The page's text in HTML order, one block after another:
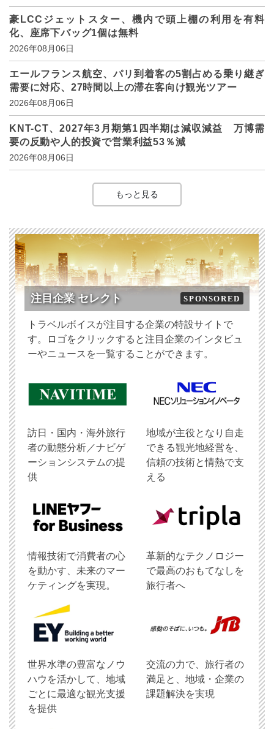
豪LCCジェットスター、機内で頭上棚の利用を有料
化、座席下バッグ1個は無料
2026年08月06日
エールフランス航空、パリ到着客の5割占める乗り継ぎ
需要に対応、27時間以上の滞在客向け観光ツアー
2026年08月06日
KNT-CT、2027年3月期第1四半期は減収減益 万博需
要の反動や人的投資で営業利益53％減
2026年08月06日
もっと見る
注目企業 セレクト SPONSORED
トラベルボイスが注目する企業の特設サイトで
す。ロゴをクリックすると注目企業のインタビュ
ーやニュースを一覧することができます。
訪日・国内・海外旅行
者の動態分析／ナビゲ
ーションシステムの提
供
地域が主役となり自走
できる観光地経営を、
信頼の技術と情熱で支
える
情報技術で消費者の心
を動かす、未来のマー
ケティングを実現。
革新的なテクノロジー
で最高のおもてなしを
旅行者へ
世界水準の豊富なノウ
ハウを活かして、地域
ごとに最適な観光支援
を提供
交流の力で、旅行者の
満足と、地域・企業の
課題解決を実現